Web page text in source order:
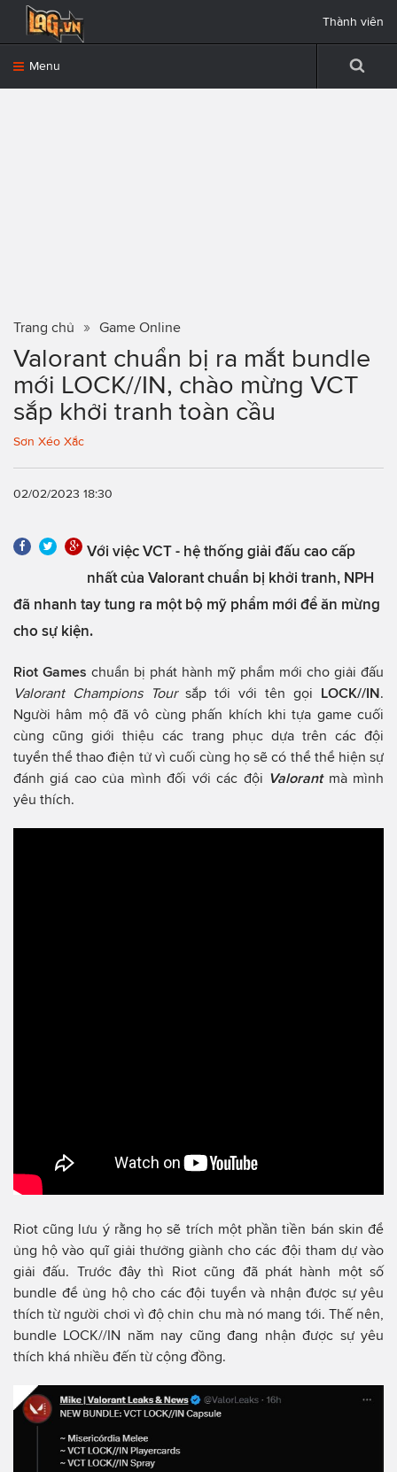
Menu
Thành viên
Trang chủ Game Online
Valorant chuẩn bị ra mắt bundle
mới LOCK//IN, chào mừng VCT
sắp khởi tranh toàn cầu
Sơn Xéo Xắc
02/02/2023 18:30
Với việc VCT - hệ thống giải đấu cao cấp
nhất của Valorant chuẩn bị khởi tranh, NPH
đã nhanh tay tung ra một bộ mỹ phẩm mới để ăn mừng
cho sự kiện.
Riot Games chuẩn bị phát hành mỹ phẩm mới cho giải đấu
Valorant Champions Tour sắp tới với tên gọi LOCK//IN.
Người hâm mộ đã vô cùng phấn khích khi tựa game cuối
cùng cũng giới thiệu các trang phục dựa trên các đội
tuyển thể thao điện tử vì cuối cùng họ sẽ có thể thể hiện sự
đánh giá cao của mình đối với các đội Valorant mà mình
yêu thích.
Riot cũng lưu ý rằng họ sẽ trích một phần tiền bán skin để
ủng hộ vào quĩ giải thưởng giành cho các đội tham dự vào
giải đấu. Trước đây thì Riot cũng đã phát hành một số
bundle để ủng hộ cho các đội tuyển và nhận được sự yêu
thích từ người chơi vì độ chỉn chu mà nó mang tới. Thế nên,
bundle LOCK//IN năm nay cũng đang nhận được sự yêu
thích khá nhiều đến từ cộng đồng.